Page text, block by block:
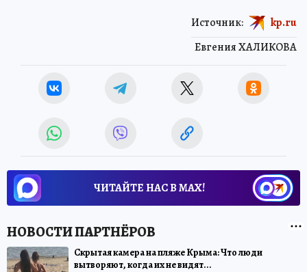
Евгения ХАЛИКОВА
Источник: kp.ru
ЧИТАЙТЕ НАС В МАХ!
Скрытая камера на пляже Крыма: Что люди
вытворяют, когда их не видят...